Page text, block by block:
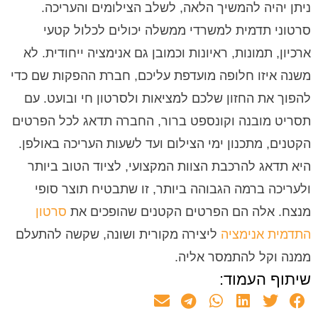
ניתן יהיה להמשיך הלאה, לשלב הצילומים והעריכה.
סרטוני תדמית למשרדי ממשלה יכולים לכלול קטעי
ארכיון, תמונות, ראיונות וכמובן גם אנימציה ייחודית. לא
משנה איזו חלופה מועדפת עליכם, חברת ההפקות שם כדי
להפוך את החזון שלכם למציאות ולסרטון חי ובועט. עם
תסריט מובנה וקונספט ברור, החברה תדאג לכל הפרטים
הקטנים, מתכנון ימי הצילום ועד לשעות העריכה באולפן.
היא תדאג להרכבת הצוות המקצועי, לציוד הטוב ביותר
ולעריכה ברמה הגבוהה ביותר, זו שתבטיח תוצר סופי
מנצח. אלה הם הפרטים הקטנים שהופכים את סרטון
התדמית אנימציה ליצירה מקורית ושונה, שקשה להתעלם
ממנה וקל להתמסר אליה.
שיתוף העמוד: